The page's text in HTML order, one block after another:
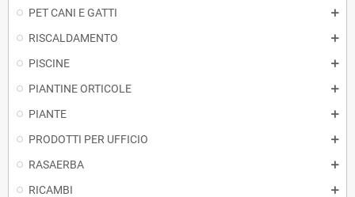
PET CANI E GATTI
RISCALDAMENTO
PISCINE
PIANTINE ORTICOLE
PIANTE
PRODOTTI PER UFFICIO
RASAERBA
RICAMBI